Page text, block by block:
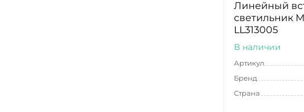
Линейный
светильник
LL313005
В наличии
Артикул
Бренд
Страна